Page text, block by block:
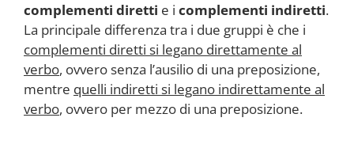
complementi diretti e i complementi indiretti.
La principale differenza tra i due gruppi è che i
complementi diretti si legano direttamente al
verbo, ovvero senza l’ausilio di una preposizione,
mentre quelli indiretti si legano indirettamente al
verbo, ovvero per mezzo di una preposizione.